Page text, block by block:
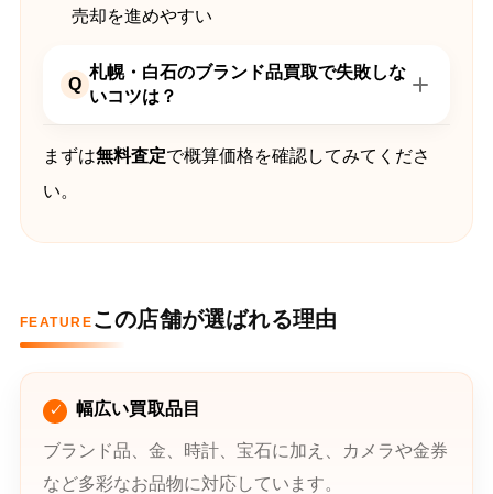
売却を進めやすい
Q
札幌・白石のブランド品買取で失敗しな
いコツは？
まずは無料査定で概算価格を確認してみてくださ
い。
FEATURE この店舗が選ばれる理由
幅広い買取品目
ブランド品、金、時計、宝石に加え、カメラや金券
など多彩なお品物に対応しています。